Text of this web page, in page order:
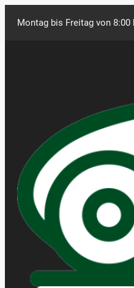
Montag bis Freitag von 8:00